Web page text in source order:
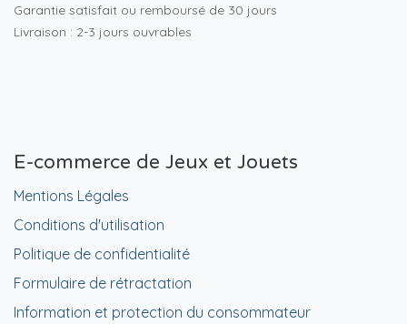
Garantie satisfait ou remboursé de 30 jours
Livraison : 2-3 jours ouvrables
E-commerce de Jeux et Jouets
Mentions Légales
Conditions d'utilisation
Politique de confidentialité
Formulaire de rétractation
Information et protection du consommateur